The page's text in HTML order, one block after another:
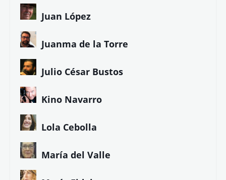
Juan López
Juanma de la Torre
Julio César Bustos
Kino Navarro
Lola Cebolla
María del Valle